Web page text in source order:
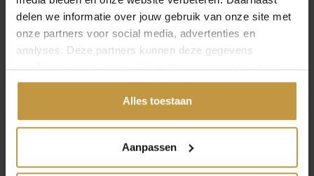
delen we informatie over jouw gebruik van onze site met
onze partners voor social media, advertenties en
analyses. Deze partners kunnen deze gegevens
combineren met andere informatie die je met hen hebt
gedeeld of die ze hebben verzameld via jouw gebruik van
Alles toestaan
Aanpassen